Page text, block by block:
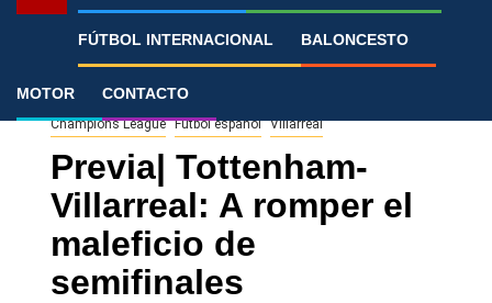
FÚTBOL INTERNACIONAL BALONCESTO
MOTOR CONTACTO
»
Champions League Fútbol español Villarreal
Previa| Tottenham-
Villarreal: A romper el
maleficio de
semifinales